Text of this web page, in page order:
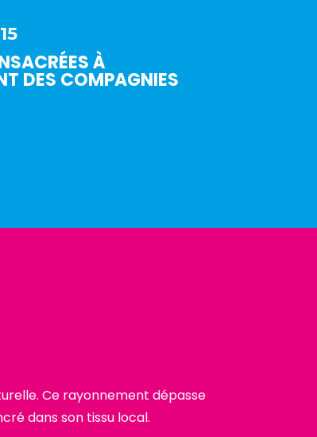
À
DES COMPAGNIES
Ce rayonnement dépasse
dans son tissu local.